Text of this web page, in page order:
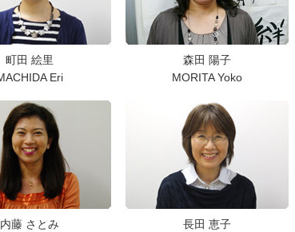
町田 絵里
Eri
森田 陽子
MORITA Yoko
内藤 さとみ
長田 恵子